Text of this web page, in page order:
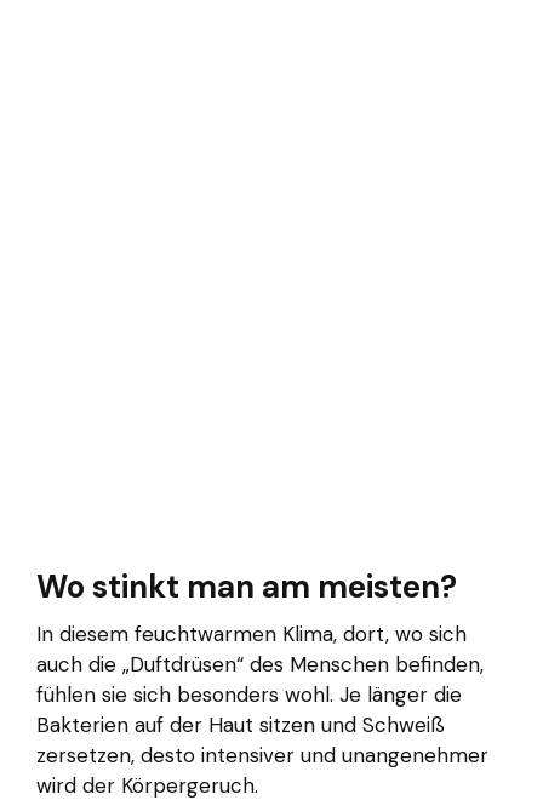
Wo stinkt man am meisten?
In diesem feuchtwarmen Klima, dort, wo sich
auch die „Duftdrüsen“ des Menschen befinden,
fühlen sie sich besonders wohl. Je länger die
Bakterien auf der Haut sitzen und Schweiß
zersetzen, desto intensiver und unangenehmer
wird der Körpergeruch.